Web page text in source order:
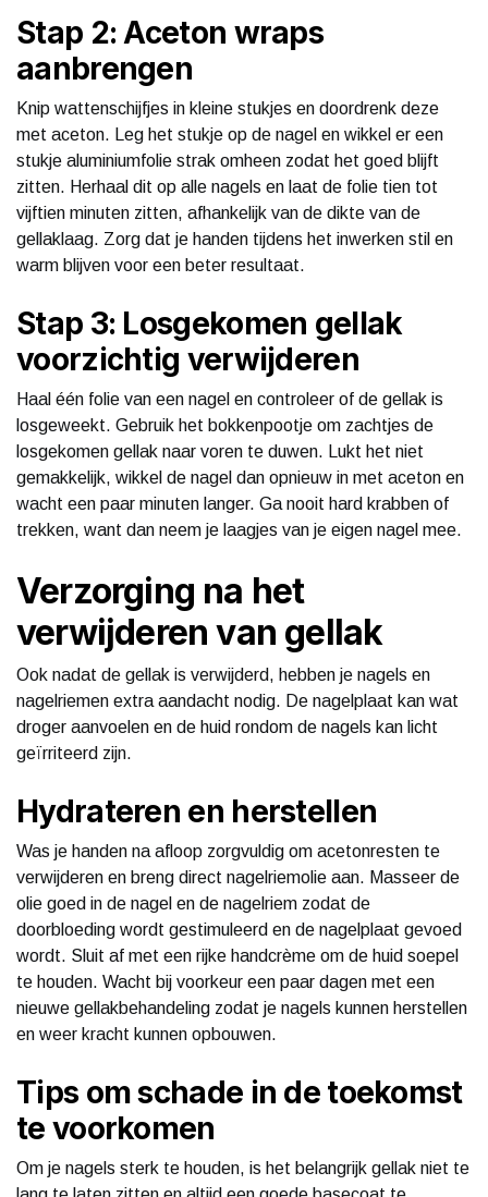
Stap 2: Aceton wraps
aanbrengen
Knip wattenschijfjes in kleine stukjes en doordrenk deze
met aceton. Leg het stukje op de nagel en wikkel er een
stukje aluminiumfolie strak omheen zodat het goed blijft
zitten. Herhaal dit op alle nagels en laat de folie tien tot
vijftien minuten zitten, afhankelijk van de dikte van de
gellaklaag. Zorg dat je handen tijdens het inwerken stil en
warm blijven voor een beter resultaat.
Stap 3: Losgekomen gellak
voorzichtig verwijderen
Haal één folie van een nagel en controleer of de gellak is
losgeweekt. Gebruik het bokkenpootje om zachtjes de
losgekomen gellak naar voren te duwen. Lukt het niet
gemakkelijk, wikkel de nagel dan opnieuw in met aceton en
wacht een paar minuten langer. Ga nooit hard krabben of
trekken, want dan neem je laagjes van je eigen nagel mee.
Verzorging na het
verwijderen van gellak
Ook nadat de gellak is verwijderd, hebben je nagels en
nagelriemen extra aandacht nodig. De nagelplaat kan wat
droger aanvoelen en de huid rondom de nagels kan licht
geïrriteerd zijn.
Hydrateren en herstellen
Was je handen na afloop zorgvuldig om acetonresten te
verwijderen en breng direct nagelriemolie aan. Masseer de
olie goed in de nagel en de nagelriem zodat de
doorbloeding wordt gestimuleerd en de nagelplaat gevoed
wordt. Sluit af met een rijke handcrème om de huid soepel
te houden. Wacht bij voorkeur een paar dagen met een
nieuwe gellakbehandeling zodat je nagels kunnen herstellen
en weer kracht kunnen opbouwen.
Tips om schade in de toekomst
te voorkomen
Om je nagels sterk te houden, is het belangrijk gellak niet te